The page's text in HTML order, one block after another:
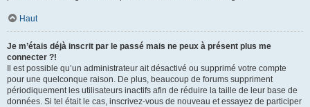
Haut
Je m’étais déjà inscrit par le passé mais ne peux à présent plus me
connecter ?!
Il est possible qu’un administrateur ait désactivé ou supprimé votre compte
pour une quelconque raison. De plus, beaucoup de forums suppriment
périodiquement les utilisateurs inactifs afin de réduire la taille de leur base de
données. Si tel était le cas, inscrivez-vous de nouveau et essayez de participer